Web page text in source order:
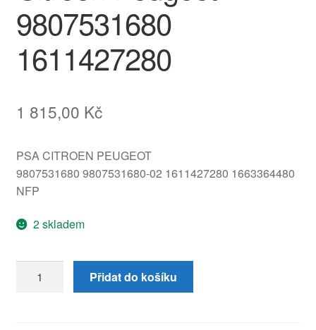
9807531680
1611427280
1 815,00 Kč
PSA CITROEN PEUGEOT
9807531680 9807531680-02 1611427280 1663364480
NFP
2 skladem
jednotka
Přidat do košíku